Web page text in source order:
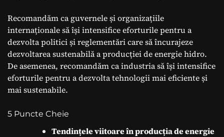
Recomandăm ca guvernele și organizațiile
internaționale să își intensifice eforturile pentru a
dezvolta politici și reglementări care să încurajeze
dezvoltarea sustenabilă a producției de energie hidro.
De asemenea, recomandăm ca industria să își intensifice
eforturile pentru a dezvolta tehnologii mai eficiente și
mai sustenabile.
5 Puncte Cheie
Tendințele viitoare în producția de energie